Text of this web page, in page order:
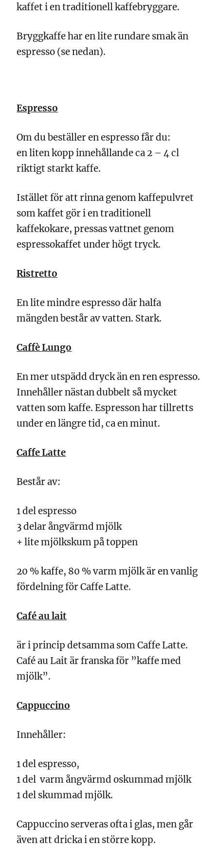
kaffet i en traditionell kaffebryggare.
Bryggkaffe har en lite rundare smak än
espresso (se nedan).
Espresso
Om du beställer en espresso får du:
en liten kopp innehållande ca 2 – 4 cl
riktigt starkt kaffe.
Istället för att rinna genom kaffepulvret
som kaffet gör i en traditionell
kaffekokare, pressas vattnet genom
espressokaffet under högt tryck.
Ristretto
En lite mindre espresso där halfa
mängden består av vatten. Stark.
Caffè Lungo
En mer utspädd dryck än en ren espresso.
Innehåller nästan dubbelt så mycket
vatten som kaffe. Espresson har tillretts
under en längre tid, ca en minut.
Caffe Latte
Består av:
1 del espresso
3 delar ångvärmd mjölk
+ lite mjölkskum på toppen
20 % kaffe, 80 % varm mjölk är en vanlig
fördelning för Caffe Latte.
Café au lait
är i princip detsamma som Caffe Latte.
Café au Lait är franska för ”kaffe med
mjölk”.
Cappuccino
Innehåller:
1 del espresso,
1 del varm ångvärmd oskummad mjölk
1 del skummad mjölk.
Cappuccino serveras ofta i glas, men går
även att dricka i en större kopp.